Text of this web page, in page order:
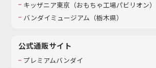
キッザニア東京（おもちゃ工場パビリオン）​
バンダイミュージアム（栃木県）
公式通販サイト
プレミアムバンダイ